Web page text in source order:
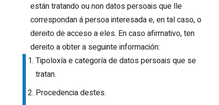
están tratando ou non datos persoais que lle
correspondan á persoa interesada e, en tal caso, o
dereito de acceso a eles. En caso afirmativo, ten
dereito a obter a seguinte información:
Tipoloxía e categoría de datos persoais que se
tratan.
Procedencia destes.